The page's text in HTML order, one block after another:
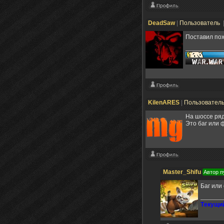
DeadSaw| Пользователь
Поставил
KilenARES
На шоссе
Это баг или
Master_Shifu Автор
Баг